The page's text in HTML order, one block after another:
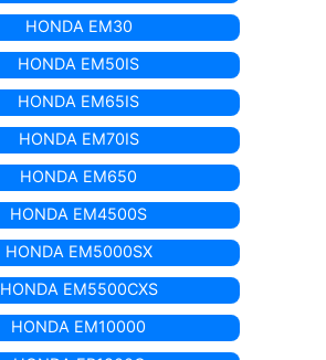
HONDA EM30
HONDA EM50IS
HONDA EM65IS
HONDA EM70IS
HONDA EM650
HONDA EM4500S
HONDA EM5000SX
HONDA EM5500CXS
HONDA EM10000